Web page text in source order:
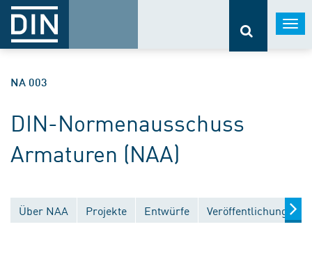
NA 003
DIN-Normenausschuss
Armaturen (NAA)
Über NAA Projekte Entwürfe Veröffentlichungen